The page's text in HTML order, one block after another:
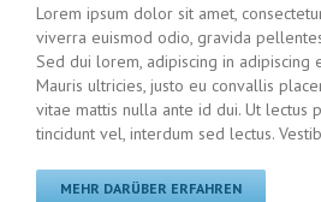
Lorem ipsum dolor sit amet,
viverra euismod odio, gravida
Sed dui lorem, adipiscing in adipiscing
Mauris ultricies, justo eu convallis
vitae mattis nulla ante id dui. Ut lectus
tincidunt vel, interdum sed lectus.
MEHR DARÜBER ERFAHREN